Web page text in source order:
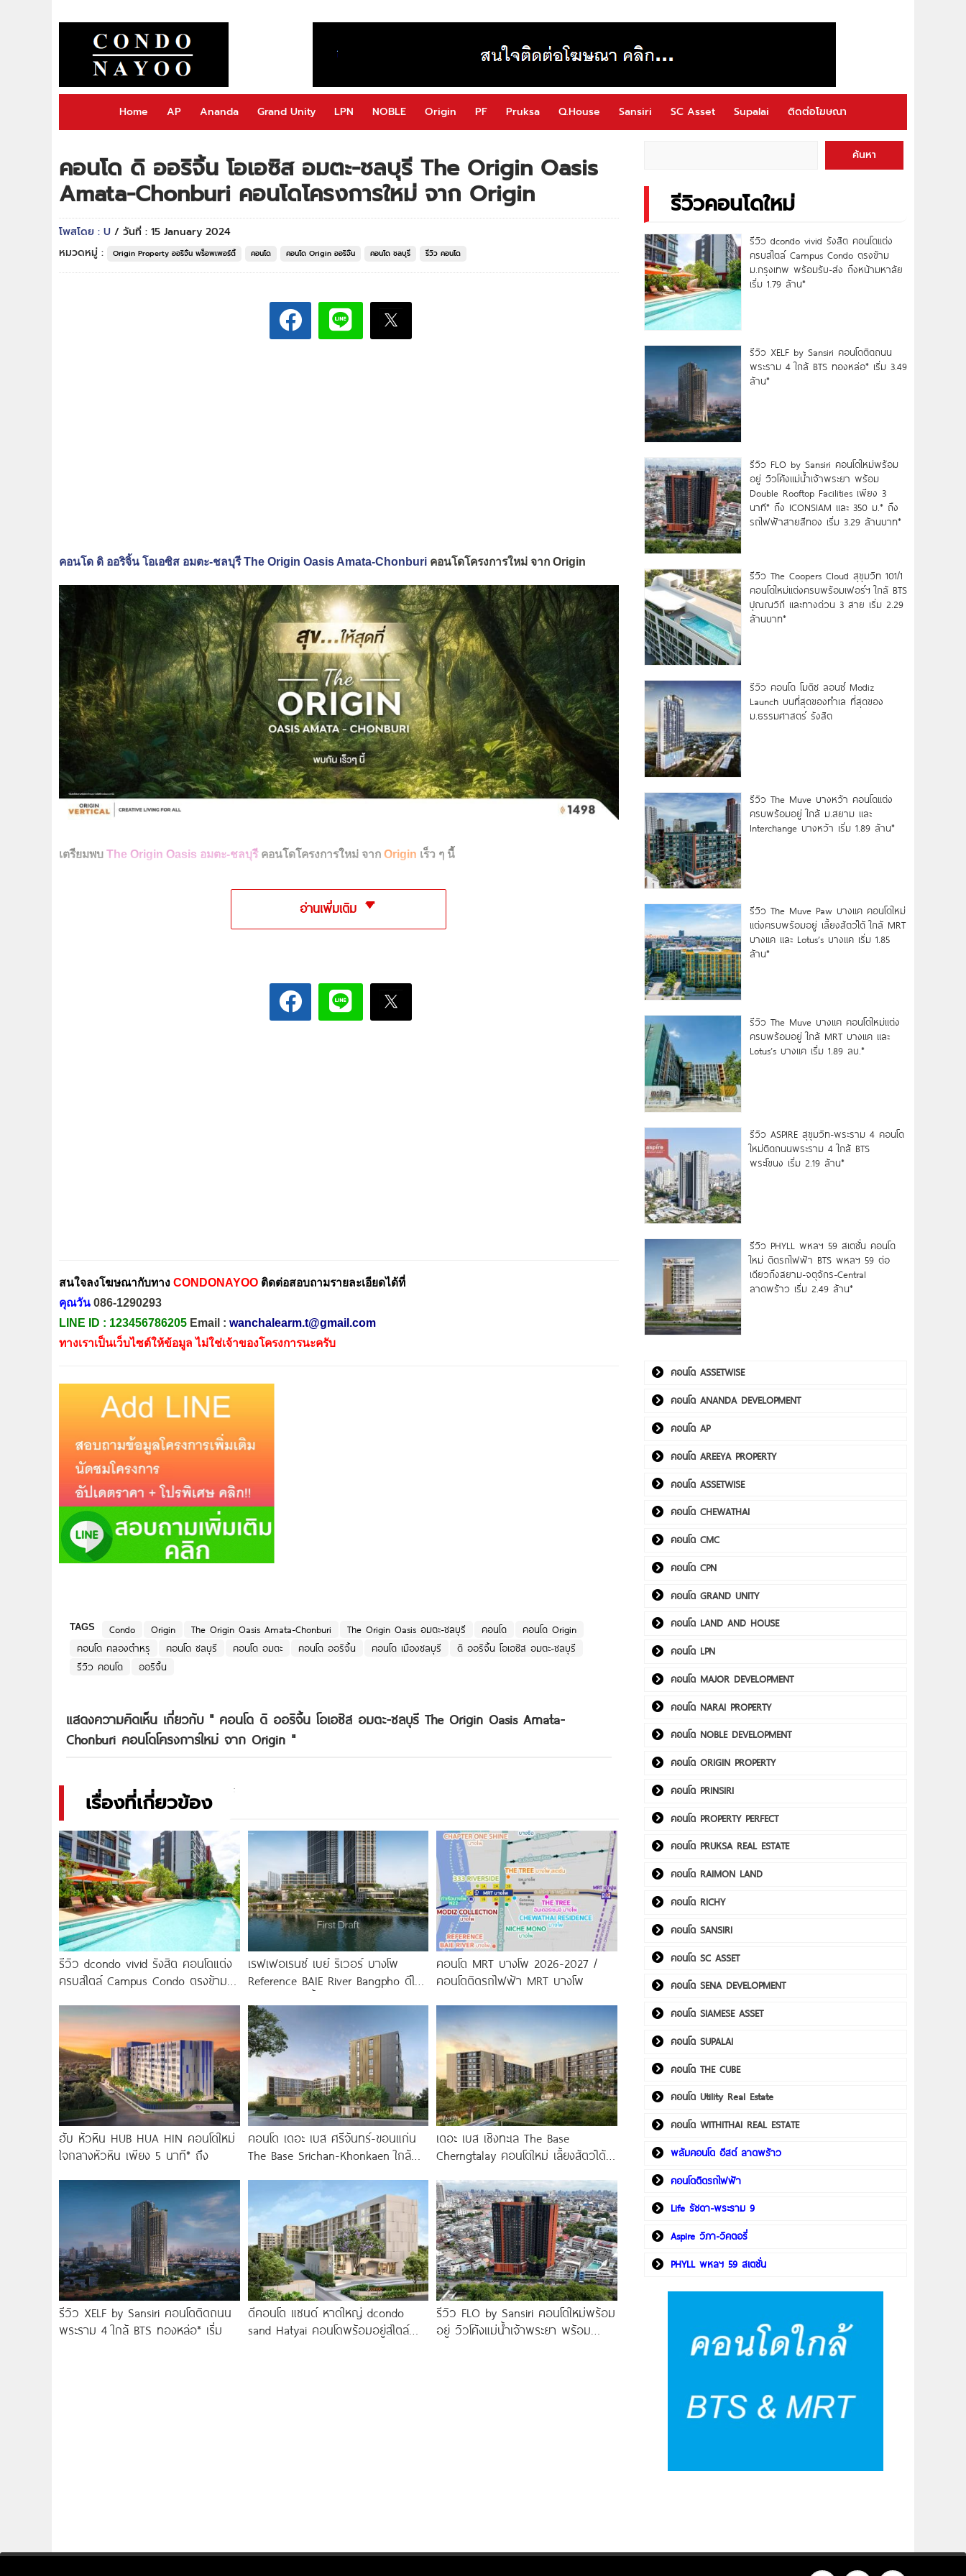
Home AP Ananda Grand Unity LPN NOBLE Origin PF Pruksa Q.House Sansiri SC Asset Supalai ติดต่อโฆษณา
คอนโด ดิ ออริจิ้น โอเอซิส อมตะ-ชลบุรี The Origin Oasis
Amata-Chonburi คอนโดโครงการใหม่ จาก Origin
โพสโดย : U / วันที่ : 15 January 2024
หมวดหมู่ :
Origin Property ออริจิ้น พร็อพเพอร์ตี้ คอนโด คอนโด Origin ออริจิ้น คอนโด ชลบุรี รีวิว คอนโด
คอนโด ดิ ออริจิ้น โอเอซิส อมตะ-ชลบุรี The Origin Oasis Amata-Chonburi คอนโดโครงการใหม่ จาก Origin
เตรียมพบ The Origin Oasis อมตะ-ชลบุรีคอนโดโครงการใหม่ จาก Origin เร็ว ๆ นี้
อ่านเพิ่มเติม
สนใจลงโฆษณากับทาง CONDONAYOO ติดต่อสอบถามรายละเอียดได้ที่
คุณวัน 086-1290293
LINE ID : 123456786205 Email : wanchalearm.t@gmail.com
ทางเราเป็นเว็บไซต์ให้ข้อมูล ไม่ใช่เจ้าของโครงการนะครับ
TAGS Condo Origin The Origin Oasis Amata-Chonburi The Origin Oasis อมตะ-ชลบุรี คอนโด
คอนโด Origin
คอนโด คลองตำหรุ
คอนโด ชลบุรี คอนโด อมตะ คอนโด ออริจิ้น คอนโด เมืองชลบุรี
ดิ ออริจิ้น โอเอซิส อมตะ-ชลบุรี
รีวิว คอนโด
ออริจิ้น
แสดงความคิดเห็น เกี่ยวกับ " คอนโด ดิ ออริจิ้น โอเอซิส อมตะ-ชลบุรี The Origin Oasis Amata-
Chonburi คอนโดโครงการใหม่ จาก Origin "
เรื่องที่เกี่ยวข้อง
รีวิว dcondo vivid รังสิต คอนโดแต่ง
ครบสไตล์ Campus Condo ตรงข้าม
เรฟเฟอเรนซ์ เบย์ ริเวอร์ บางโพ
Reference BAIE River Bangpho ดีไซน์
คอนโด MRT บางโพ 2026-2027 /
คอนโดติดรถไฟฟ้า MRT บางโพ
ฮับ หัวหิน HUB HUA HIN คอนโดใหม่
ใจกลางหัวหิน เพียง 5 นาที* ถึง
คอนโด เดอะ เบส ศรีจันทร์-ขอนแก่น
The Base Srichan-Khonkaen ใกล้
เดอะ เบส เชิงทะเล The Base
Cherngtalay คอนโดใหม่ เลี้ยงสัตว์ได้
รีวิว XELF by Sansiri คอนโดติดถนน
พระราม 4 ใกล้ BTS ทองหล่อ* เริ่ม
ดีคอนโด แซนด์ หาดใหญ่ dcondo
sand Hatyai คอนโดพร้อมอยู่สไตล์
รีวิว FLO by Sansiri คอนโดใหม่พร้อม
อยู่ วิวโค้งแม่น้ำเจ้าพระยา พร้อม
ค้นหา
รีวิวคอนโดใหม่
รีวิว dcondo vivid รังสิต คอนโดแต่ง
ครบสไตล์ Campus Condo ตรงข้าม
ม.กรุงเทพ พร้อมรับ-ส่ง ถึงหน้ามหาลัย
เริ่ม 1.79 ล้าน*
รีวิว XELF by Sansiri คอนโดติดถนน
พระราม 4 ใกล้ BTS ทองหล่อ* เริ่ม 3.49
ล้าน*
รีวิว FLO by Sansiri คอนโดใหม่พร้อม
อยู่ วิวโค้งแม่น้ำเจ้าพระยา พร้อม
Double Rooftop Facilities เพียง 3
นาที* ถึง ICONSIAM และ 350 ม.* ถึง
รถไฟฟ้าสายสีทอง เริ่ม 3.29 ล้านบาท*
รีวิว The Coopers Cloud สุขุมวิท 101/1
คอนโดใหม่แต่งครบพร้อมเฟอร์ฯ ใกล้ BTS
ปุณณวิถี และทางด่วน 3 สาย เริ่ม 2.29
ล้านบาท*
รีวิว คอนโด โมดิซ ลอนซ์ Modiz
Launch บนที่สุดของทำเล ที่สุดของ
ม.ธรรมศาสตร์ รังสิต
รีวิว The Muve บางหว้า คอนโดแต่ง
ครบพร้อมอยู่ ใกล้ ม.สยาม และ
Interchange บางหว้า เริ่ม 1.89 ล้าน*
รีวิว The Muve Paw บางแค คอนโดใหม่
แต่งครบพร้อมอยู่ เลี้ยงสัตว์ได้ ใกล้ MRT
บางแค และ Lotus’s บางแค เริ่ม 1.85
ล้าน*
รีวิว The Muve บางแค คอนโดใหม่แต่ง
ครบพร้อมอยู่ ใกล้ MRT บางแค และ
Lotus’s บางแค เริ่ม 1.89 ลบ.*
รีวิว ASPIRE สุขุมวิท-พระราม 4 คอนโด
ใหม่ติดถนนพระราม 4 ใกล้ BTS
พระโขนง เริ่ม 2.19 ล้าน*
รีวิว PHYLL พหลฯ 59 สเตชั่น คอนโด
ใหม่ ติดรถไฟฟ้า BTS พหลฯ 59 ต่อ
เดียวถึงสยาม-จตุจักร-Central
ลาดพร้าว เริ่ม 2.49 ล้าน*
คอนโด ASSETWISE
คอนโด ANANDA DEVELOPMENT
คอนโด AP
คอนโด AREEYA PROPERTY
คอนโด ASSETWISE
คอนโด CHEWATHAI
คอนโด CMC
คอนโด CPN
คอนโด GRAND UNITY
คอนโด LAND AND HOUSE
คอนโด LPN
คอนโด MAJOR DEVELOPMENT
คอนโด NARAI PROPERTY
คอนโด NOBLE DEVELOPMENT
คอนโด ORIGIN PROPERTY
คอนโด PRINSIRI
คอนโด PROPERTY PERFECT
คอนโด PRUKSA REAL ESTATE
คอนโด RAIMON LAND
คอนโด RICHY
คอนโด SANSIRI
คอนโด SC ASSET
คอนโด SENA DEVELOPMENT
คอนโด SIAMESE ASSET
คอนโด SUPALAI
คอนโด THE CUBE
คอนโด Utility Real Estate
คอนโด WITHITHAI REAL ESTATE
พลัมคอนโด อีสต์ ลาดพร้าว
คอนโดติดรถไฟฟ้า
Life รัชดา-พระราม 9
Aspire วิภา-วิคตอรี่
PHYLL พหลฯ 59 สเตชั่น